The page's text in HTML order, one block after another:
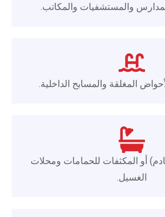
والمستشفيات والمكاتب.
المغلقة والمسابح الداخلية.
أو المكثفات للحمامات ومحلات
الغسيل.